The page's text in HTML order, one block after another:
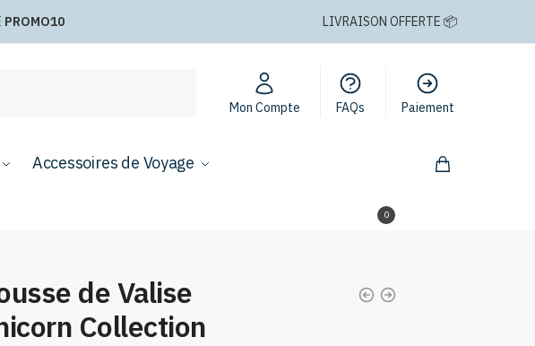
PROMO10 LIVRAISON OFFERTE 📦
Mon Compte FAQs Paiement
Accessoires de Voyage
0
de Valise
Collection